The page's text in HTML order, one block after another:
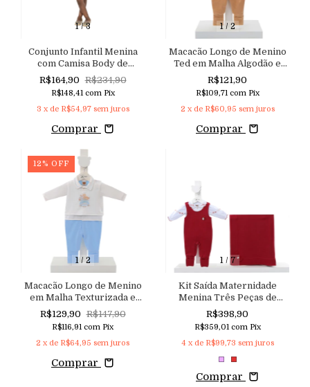
1/3
Conjunto Infantil Menina
com Camisa Body de
Mangas Bufantes e Bordado
Rechilieu, Shorts Saia em
Sarja Linho e Suspensório
com Glitter Sútil Regulável
R$164,90 R$234,90
R$148,41 com Pix
3 x de R$54,97 sem juros
Comprar
1/ 2
Macacão Longo de Menino
Ted em Malha Algodão e
Trabalhada
R$121,90
R$109,71 com Pix
2 x de R$60,95 sem juros
Comprar
1/ 2
12 % OFF
Macacão Longo de Menino
em Malha Texturizada e
Bordado Lúdico Safari
R$129,90 R$147,90
R$116,91 com Pix
2 x de R$64,95 sem juros
Comprar
1/ 7
Kit Saída Maternidade
Menina Três Peças de
Tricoline e Malha Tricô de
Toque Macio com Bordado
Delicado de Corações
R$398,90
R$359,01 com Pix
4 x de R$99,73 sem juros
Comprar